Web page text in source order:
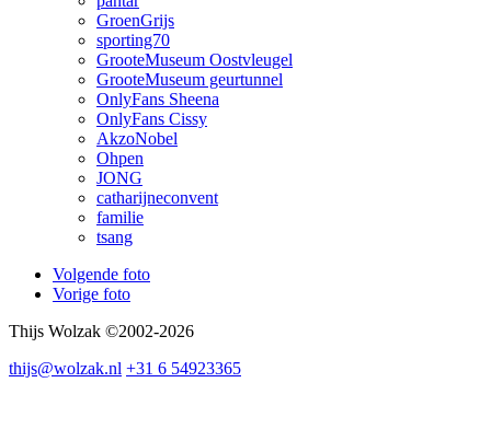
GroenGrijs
sporting70
GrooteMuseum Oostvleugel
GrooteMuseum geurtunnel
OnlyFans Sheena
OnlyFans Cissy
AkzoNobel
Ohpen
JONG
catharijneconvent
familie
tsang
Volgende foto
Vorige foto
Thijs Wolzak ©2002-2026
thijs@wolzak.nl +31 6 54923365